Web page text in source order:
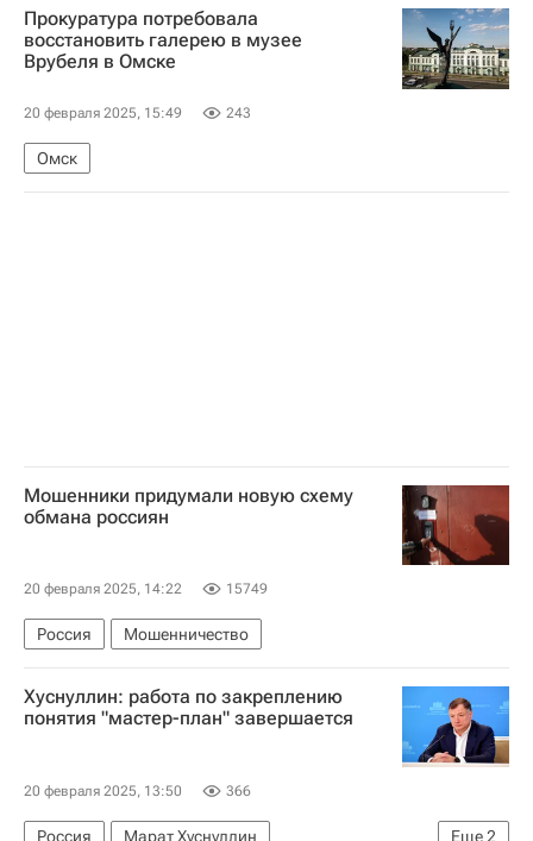
Прокуратура потребовала
восстановить галерею в музее
Врубеля в Омске
20 февраля 2025, 15:49 243
Омск
Мошенники придумали новую схему
обмана россиян
20 февраля 2025, 14:22 15749
Россия Мошенничество
Хуснуллин: работа по закреплению
понятия "мастер-план" завершается
20 февраля 2025, 13:50 366
Еще2
Россия
Марат Хуснуллин